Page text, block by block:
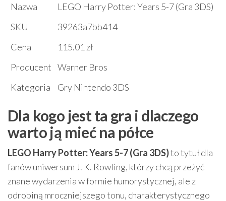
Nazwa
LEGO Harry Potter: Years 5-7 (Gra 3DS)
SKU
39263a7bb414
Cena
115.01 zł
Producent Warner Bros
Kategoria
Gry Nintendo 3DS
Dla kogo jest ta gra i dlaczego
warto ją mieć na półce
LEGO Harry Potter: Years 5-7 (Gra 3DS)to tytuł dla
fanów uniwersum J. K. Rowling, którzy chcą przeżyć
znane wydarzenia w formie humorystycznej, ale z
odrobiną mroczniejszego tonu, charakterystycznego